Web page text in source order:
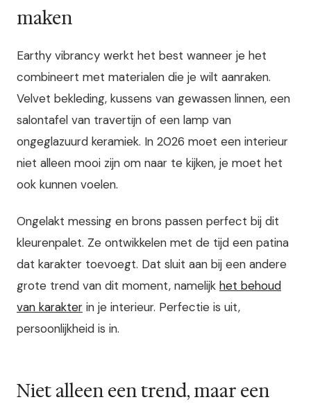
maken
Earthy vibrancy werkt het best wanneer je het
combineert met materialen die je wilt aanraken.
Velvet bekleding, kussens van gewassen linnen, een
salontafel van travertijn of een lamp van
ongeglazuurd keramiek. In 2026 moet een interieur
niet alleen mooi zijn om naar te kijken, je moet het
ook kunnen voelen.
Ongelakt messing en brons passen perfect bij dit
kleurenpalet. Ze ontwikkelen met de tijd een patina
dat karakter toevoegt. Dat sluit aan bij een andere
grote trend van dit moment, namelijk het behoud
van karakter in je interieur. Perfectie is uit,
persoonlijkheid is in.
Niet alleen een trend, maar een